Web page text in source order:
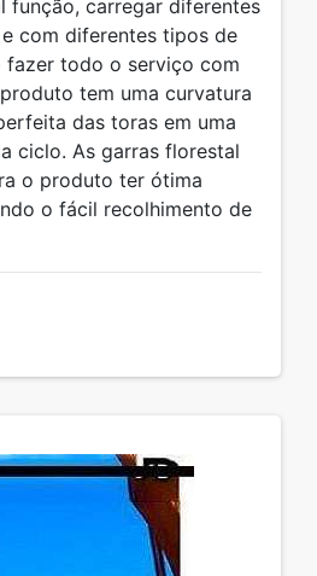
função, carregar diferentes
com diferentes tipos de
fazer todo o serviço com
tem uma curvatura
das toras em uma
ciclo. As garras florestal
o produto ter ótima
o fácil recolhimento de